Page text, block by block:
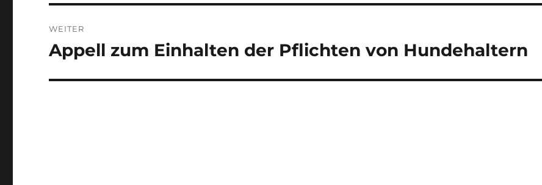
WEITER
Nächster
Appell zum Einhalten der Pflichten von Hundehaltern